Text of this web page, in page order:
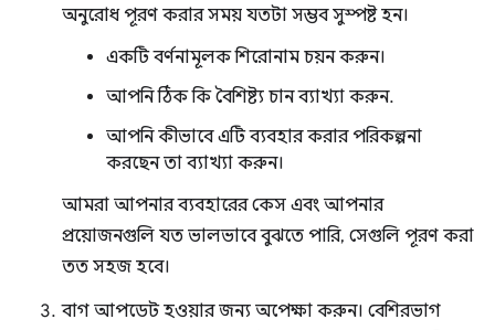
অনুরোধ পূরণ করার সময় যতটা সম্ভব সুস্পষ্ট হন।
একটি বর্ণনামূলক শিরোনাম চয়ন করুন।
আপনি ঠিক কি বৈশিষ্ট্য চান ব্যাখ্যা করুন.
আপনি কীভাবে এটি ব্যবহার করার পরিকল্পনা
করছেন তা ব্যাখ্যা করুন।
আমরা আপনার ব্যবহারের কেস এবং আপনার
প্রয়োজনগুলি যত ভালভাবে বুঝতে পারি, সেগুলি পূরণ করা
তত সহজ হবে।
বাগ আপডেট হওয়ার জন্য অপেক্ষা করুন। বেশিরভাগ